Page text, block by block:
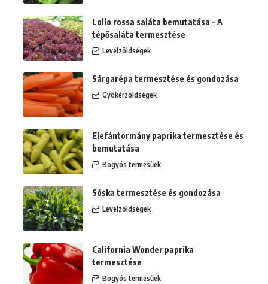
Lollo rossa saláta bemutatása – A
tépősaláta termesztése
Levélzöldségek
Sárgarépa termesztése és gondozása
Gyökérzöldségek
Elefántormány paprika termesztése és
bemutatása
Bogyós termésűek
Sóska termesztése és gondozása
Levélzöldségek
California Wonder paprika
termesztése
Bogyós termésűek